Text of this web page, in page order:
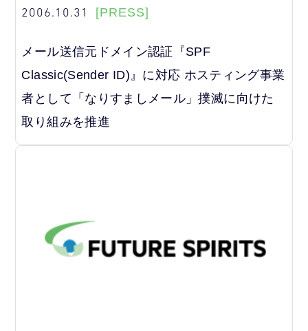
2006.10.31 [PRESS]
メール送信元ドメイン認証『SPF
Classic(Sender ID)』に対応 ホスティング事業
者として「なりすましメール」撲滅に向けた
取り組みを推進